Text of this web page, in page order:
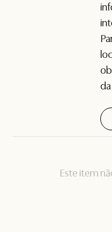
Este item